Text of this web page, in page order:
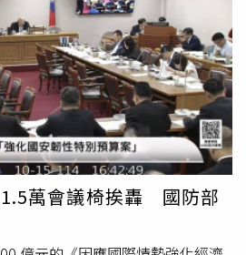
「防止虐待和折磨動物法案」將故
，並對犯罪者處以最高7年刑期，
規定的有期徒刑，刑度由2年以
郭昱晴等人的提案版本，刑度則
3年以下」，併科罰金上修至新台幣
下；綠委張宏陸版本，刑期則上修
高為新台幣50萬以上、500萬以
之一「使用藥物、槍枝致複數動物
且加重其刑二分之一、不得易科罰
違法者，尤其是針對具有再犯前
群平台直播虐待過程者。國民黨部
萬會議椅挨轟 國防部